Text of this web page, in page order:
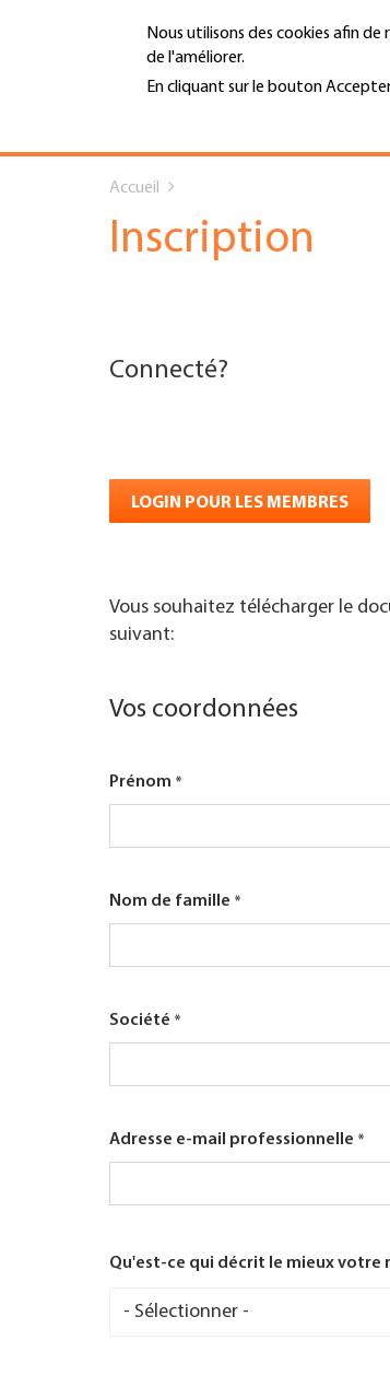
Nous utilisons des cookies afin
de l'améliorer.
En cliquant sur le bouton
Hauptnavigation
PORTRAIT
MENU
You
are
Accueil
Inscription
Connecté?
LOGIN POUR LES MEMBRES
Vous souhaitez télécharger le
suivant:
Vos coordonnées
Prénom
Nom de famille
Société
Adresse e-mail professionnelle
Qu'est-ce qui décrit le mieux votre
ce